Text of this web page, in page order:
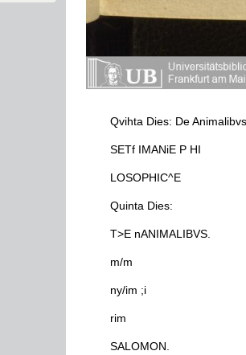
Qvihta Dies: De
SETf IMANiE P HI
LOSOPHIC^E
Quinta Dies:
T>E nANIMALIBVS
m/m
ny/im ;i
rim
SALOMON